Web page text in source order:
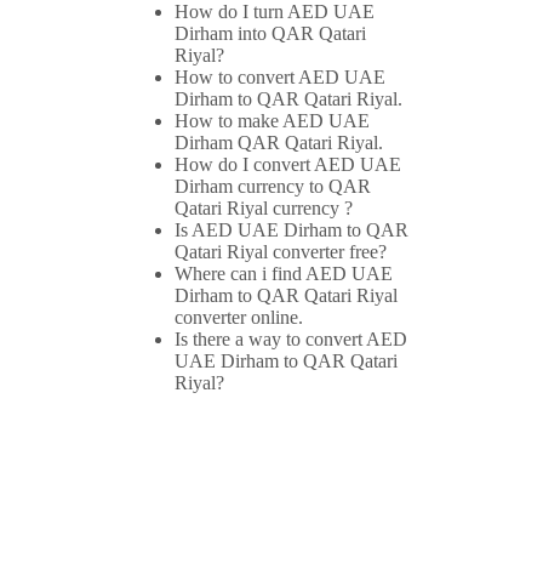
How do I turn AED UAE
Dirham into QAR Qatari
Riyal?
How to convert AED UAE
Dirham to QAR Qatari Riyal.
How to make AED UAE
Dirham QAR Qatari Riyal.
How do I convert AED UAE
Dirham currency to QAR
Qatari Riyal currency ?
Is AED UAE Dirham to QAR
Qatari Riyal converter free?
Where can i find AED UAE
Dirham to QAR Qatari Riyal
converter online.
Is there a way to convert AED
UAE Dirham to QAR Qatari
Riyal?